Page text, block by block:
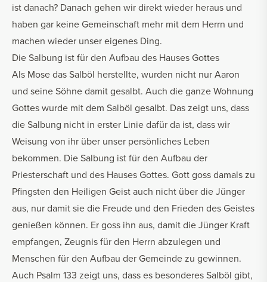
ist danach? Danach gehen wir direkt wieder heraus und
haben gar keine Gemeinschaft mehr mit dem Herrn und
machen wieder unser eigenes Ding.
Die Salbung ist für den Aufbau des Hauses Gottes
Als Mose das Salböl herstellte, wurden nicht nur Aaron
und seine Söhne damit gesalbt. Auch die ganze Wohnung
Gottes wurde mit dem Salböl gesalbt. Das zeigt uns, dass
die Salbung nicht in erster Linie dafür da ist, dass wir
Weisung von ihr über unser persönliches Leben
bekommen. Die Salbung ist für den Aufbau der
Priesterschaft und des Hauses Gottes. Gott goss damals zu
Pfingsten den Heiligen Geist auch nicht über die Jünger
aus, nur damit sie die Freude und den Frieden des Geistes
genießen können. Er goss ihn aus, damit die Jünger Kraft
empfangen, Zeugnis für den Herrn abzulegen und
Menschen für den Aufbau der Gemeinde zu gewinnen.
Auch Psalm 133 zeigt uns, dass es besonderes Salböl gibt,